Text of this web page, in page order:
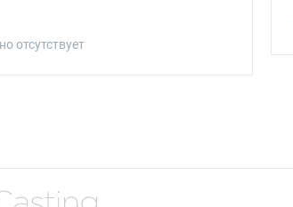
отсутствует